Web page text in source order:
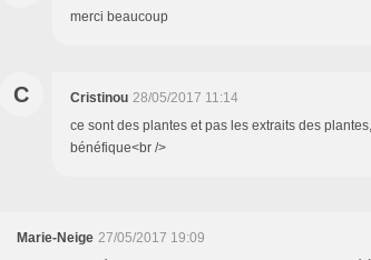
merci beaucoup
C Cristinou 28/05/2017 11:14
ce sont des plantes et pas les extraits des
bénéfique<br />
Marie-Neige 27/05/2017 19:09